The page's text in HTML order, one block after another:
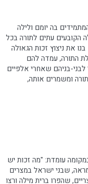
בה יומם ולילה
הקובעים עתים לתורה בכל
את ניצוץ זכות הגאולה
התורה, עמדה להם
בניהם שאחרי אלפיים
ומשמרים אותה,
עומדת: "מה זכות יש
שבני ישראל במצרים
שהפרו ברית מילה ורצו